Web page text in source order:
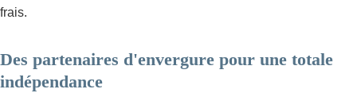
frais.
Des partenaires d'envergure pour une totale
indépendance